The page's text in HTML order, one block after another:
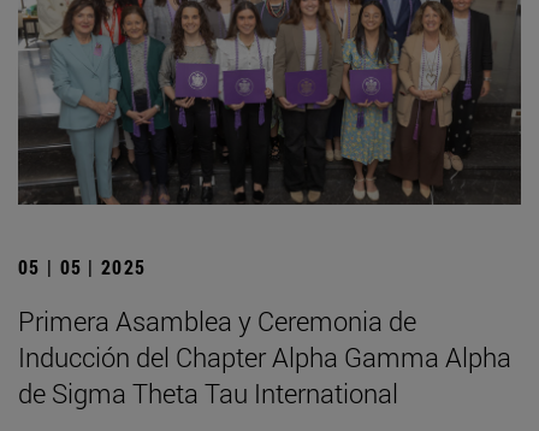
05 | 05 | 2025
Primera Asamblea y Ceremonia de
Inducción del Chapter Alpha Gamma Alpha
de Sigma Theta Tau International